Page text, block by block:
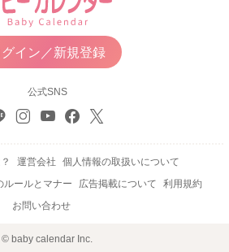
グイン／新規登録
公式SNS
運営会社
個人情報の取扱いについて
ルールとマナー 広告掲載について
利用規約
お問い合わせ
© baby calendar Inc.